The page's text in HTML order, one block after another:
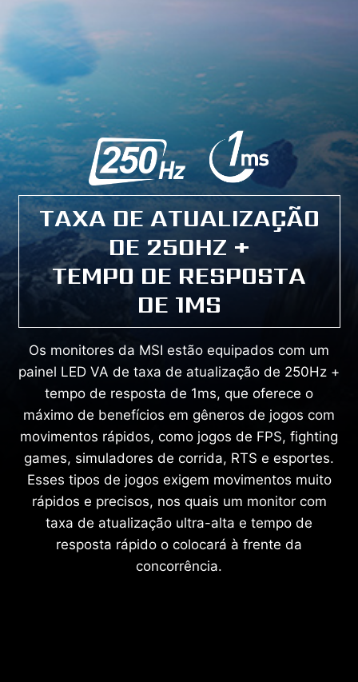
TAXA DE ATUALIZAÇÃO
DE 250HZ +
TEMPO DE RESPOSTA
DE 1MS
Os monitores da MSI estão equipados com um
painel LED VA de taxa de atualização de 250Hz +
tempo de resposta de 1ms, que oferece o
máximo de benefícios em gêneros de jogos com
movimentos rápidos, como jogos de FPS, fighting
games, simuladores de corrida, RTS e esportes.
Esses tipos de jogos exigem movimentos muito
rápidos e precisos, nos quais um monitor com
taxa de atualização ultra-alta e tempo de
resposta rápido o colocará à frente da
concorrência.